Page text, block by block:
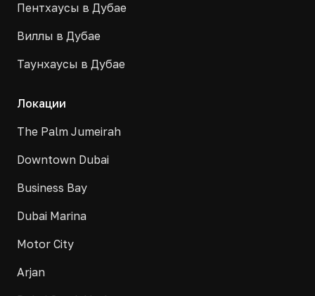
Пентхаусы в Дубае
Виллы в Дубае
Таунхаусы в Дубае
Локации
The Palm Jumeirah
Downtown Dubai
Business Bay
Dubai Marina
Motor City
Arjan